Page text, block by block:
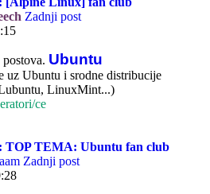
Zadnji post
Ubuntu
uz Ubuntu i srodne distribucije
LinuxMint...)
ce
TOP TEMA: Ubuntu fan club
Zadnji post